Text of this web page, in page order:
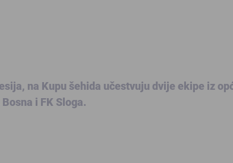
na Kupu šehida učestvuju dvije ekipe iz
i FK Sloga.